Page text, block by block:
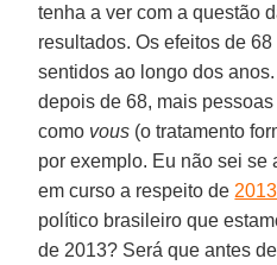
tenha a ver com a questão
resultados. Os efeitos de
sentidos ao longo dos
depois de 68, mais
como vous (o tratamento
por exemplo. Eu não sei se
em curso a respeito de 2013
político brasileiro que
de 2013? Será que antes